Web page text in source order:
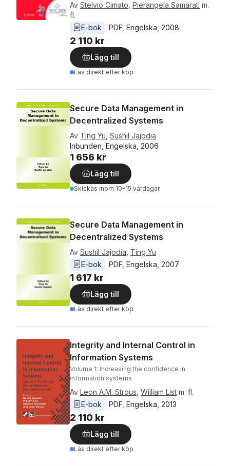
Av Stelvio Cimato Pierangela Samarati m.
fl.
E-bok
PDF Engelska 2008
2 110 kr
Lägg till
Läs direkt efter köp
Secure Data Management in
Decentralized Systems
Av Ting Yu Sushil Jajodia
Inbunden, Engelska, 2006
1 656 kr
Lägg till
Skickas inom 10-15 vardagar
Secure Data Management in
Decentralized Systems
Av Sushil Jajodia Ting Yu
E-bok
PDF Engelska 2007
1 617 kr
Lägg till
Läs direkt efter köp
Integrity and Internal Control in
Information Systems
Volume 1: Increasing the confidence in
information systems
Av Leon A.M. Strous William List m. fl.
E-bok
PDF Engelska 2013
2 110 kr
Lägg till
Läs direkt efter köp